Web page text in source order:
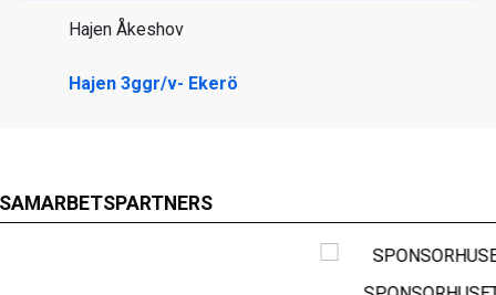
Hajen Åkeshov
Hajen 3ggr/v- Ekerö
SAMARBETSPARTNERS